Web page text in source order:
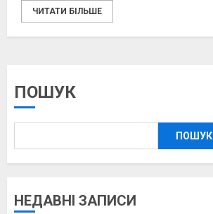
ЧИТАТИ БІЛЬШЕ
ПОШУК
ПОШУК
НЕДАВНІ ЗАПИСИ